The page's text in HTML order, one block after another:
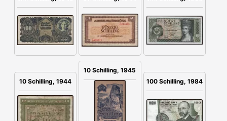
10 Schilling, 1944
10 Schilling, 1945
100 Schilling, 1984